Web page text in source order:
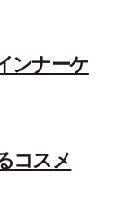
ンナーケ
コスメ